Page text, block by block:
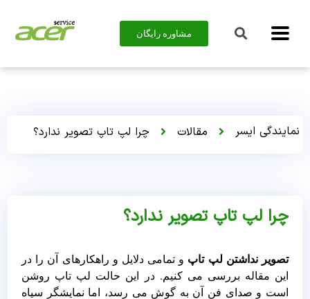
مشاوره رایگان
نمایندگی ایسر مقالات چرا لپ تاپ تصویر ندارد؟
چرا لپ تاپ تصویر ندارد؟
تصویر نداشتن لپ تاپ و تمامی دلایل و راهکارهای آن را در
این مقاله بررسی می کنیم. در این حالت لپ تاپ روشن
است و صدای فن آن به گوش می رسد، اما نمایشگر سیاه